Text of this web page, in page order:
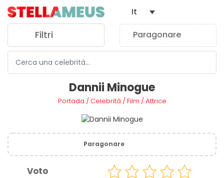
Filtri Paragonare
It
Dannii Minogue
Portada /Celebrità /Film /Attrice
Paragonare
Voto